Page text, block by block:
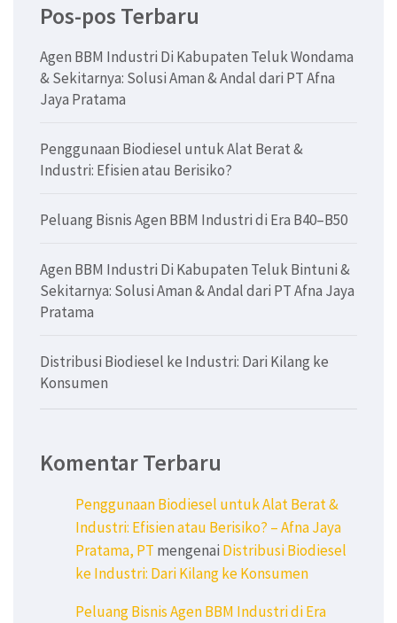
Pos-pos Terbaru
Agen BBM Industri Di Kabupaten Teluk Wondama
& Sekitarnya: Solusi Aman & Andal dari PT Afna
Jaya Pratama
Penggunaan Biodiesel untuk Alat Berat &
Industri: Efisien atau Berisiko?
Peluang Bisnis Agen BBM Industri di Era B40–B50
Agen BBM Industri Di Kabupaten Teluk Bintuni &
Sekitarnya: Solusi Aman & Andal dari PT Afna Jaya
Pratama
Distribusi Biodiesel ke Industri: Dari Kilang ke
Konsumen
Komentar Terbaru
Penggunaan Biodiesel untuk Alat Berat &
Industri: Efisien atau Berisiko? – Afna Jaya
Pratama, PT mengenai Distribusi Biodiesel
ke Industri: Dari Kilang ke Konsumen
Peluang Bisnis Agen BBM Industri di Era